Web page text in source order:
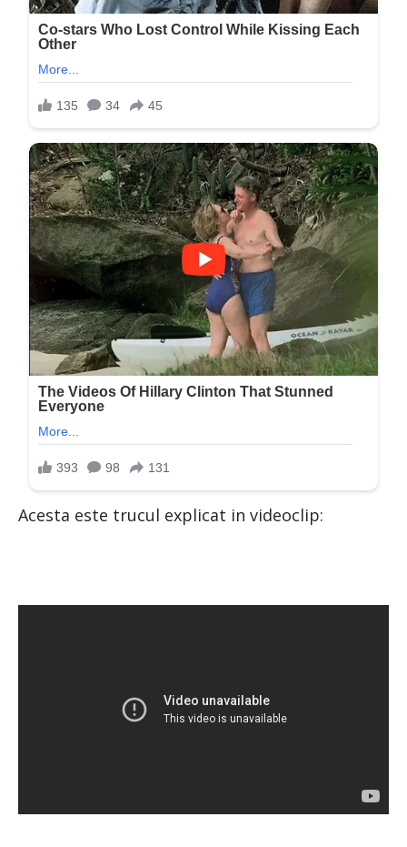
Acesta este trucul explicat in videoclip: